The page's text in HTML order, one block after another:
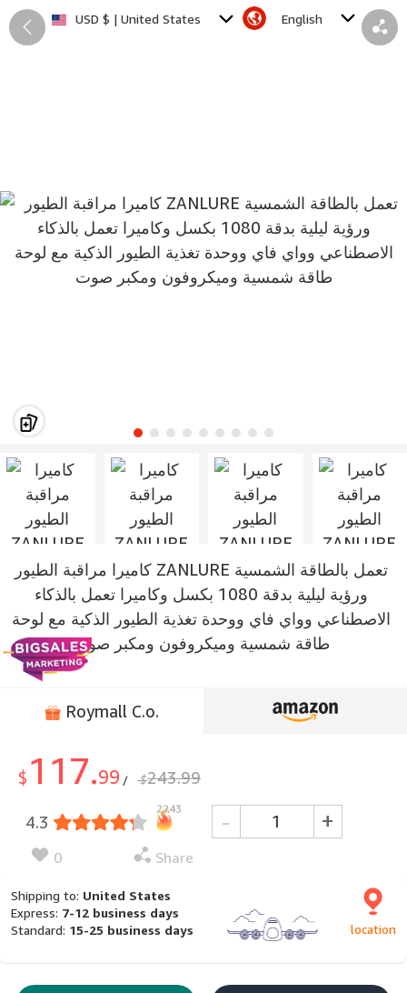
USD $ | United States English
Back
كاميرا مراقبة الطيور ZANLURE تعمل بالطاقة الشمسية
ورؤية ليلية بدقة 1080 بكسل وكاميرا تعمل بالذكاء
الاصطناعي وواي فاي ووحدة تغذية الطيور الذكية مع لوحة
طاقة شمسية وميكروفون ومكبر صوت
Roymall C.o.
$ 117.99 / $243.99
4.3
2243
0 Share
- +
Shipping to: United States
Express: 7-12 business days
Standard: 15-25 business days location